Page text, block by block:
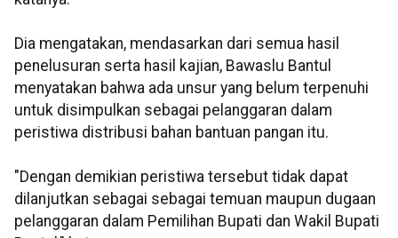
Dia mengatakan, mendasarkan dari semua hasil
penelusuran serta hasil kajian, Bawaslu Bantul
menyatakan bahwa ada unsur yang belum terpenuhi
untuk disimpulkan sebagai pelanggaran dalam
peristiwa distribusi bahan bantuan pangan itu.
"Dengan demikian peristiwa tersebut tidak dapat
dilanjutkan sebagai sebagai temuan maupun dugaan
pelanggaran dalam Pemilihan Bupati dan Wakil Bupati